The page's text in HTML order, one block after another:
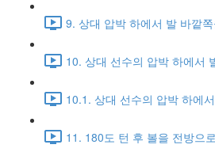
9. 상대 압박 하에서 발 바깥
10. 상대 선수의 압박 하에서
10.1. 상대 선수의 압박 하에
11. 180도 턴 후 볼을 전방으